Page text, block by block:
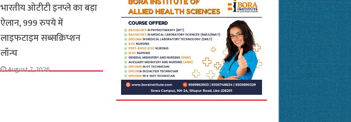
भारतीय ओटीटी इनप्ले का बड़ा
ऐलान, 999 रुपये में
लाइफटाइम सब्सक्रिप्शन
लॉन्च
August 7, 2026